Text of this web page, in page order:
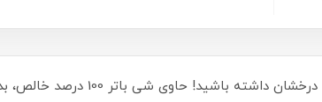
با شامپو موهای فر کانتو،